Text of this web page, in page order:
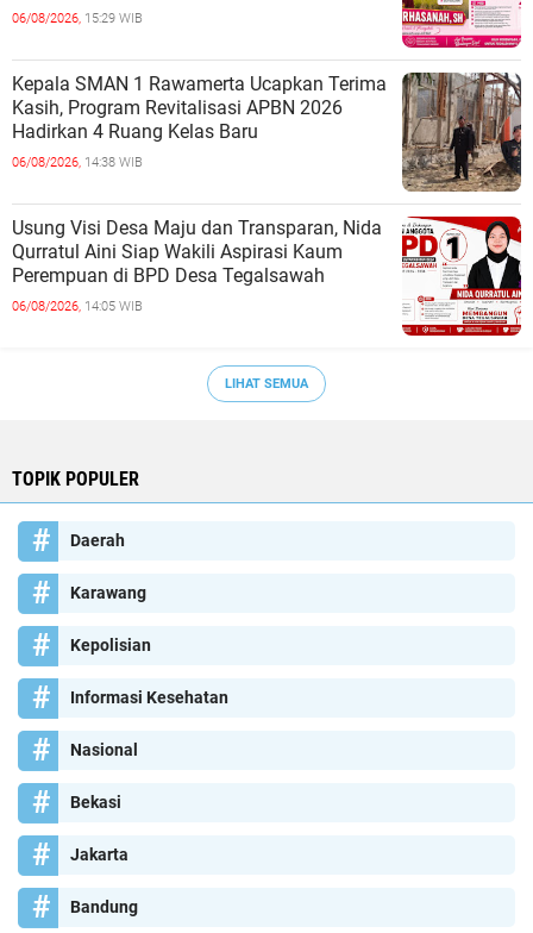
06/08/2026, 15:29 WIB
Kepala SMAN 1 Rawamerta Ucapkan Terima
Kasih, Program Revitalisasi APBN 2026
Hadirkan 4 Ruang Kelas Baru
06/08/2026, 14:38 WIB
Usung Visi Desa Maju dan Transparan, Nida
Qurratul Aini Siap Wakili Aspirasi Kaum
Perempuan di BPD Desa Tegalsawah
06/08/2026, 14:05 WIB
LIHAT SEMUA
TOPIK POPULER
Daerah
Karawang
Kepolisian
Informasi Kesehatan
Nasional
Bekasi
Jakarta
Bandung